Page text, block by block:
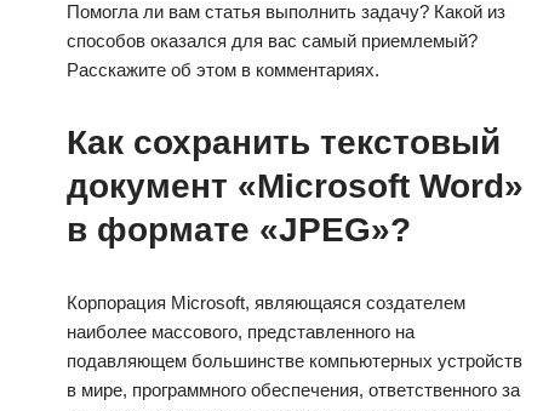
Помогла ли вам статья выполнить задачу? Какой из
способов оказался для вас самый приемлемый?
Расскажите об этом в комментариях.
Как сохранить текстовый
документ «Microsoft Word»
в формате «JPEG»?
Корпорация Microsoft, являющаяся создателем
наиболее массового, представленного на
подавляющем большинстве компьютерных устройств
в мире, программного обеспечения, ответственного за